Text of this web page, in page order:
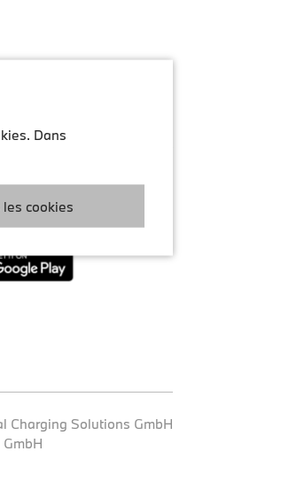
l’application My BMW
Charging Solutions GmbH
Dans
cookies